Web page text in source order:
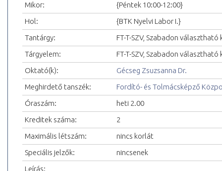
Mikor:
{Péntek 10:00-12:00}
Hol:
{BTK Nyelvi Labor I.}
Tantárgy:
FT-T-SZV, Szabadon választható
Tárgyelem:
FT-T-SZV, Szabadon választható
Oktató(k):
Gécseg Zsuzsanna Dr.
Meghirdető tanszék:
Fordító- és Tolmácsképző
Óraszám:
heti 2.00
Kreditek száma:
2
Maximális létszám:
nincs korlát
Speciális jelzők:
nincsenek
Leírás: